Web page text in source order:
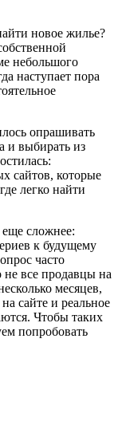
новое жилье?
небольшого
наступает пора
опрашивать
и выбирать из
сайтов, которые
легко найти
сложнее:
к будущему
часто
не все продавцы на
месяцев,
сайте и реальное
Чтобы таких
попробовать